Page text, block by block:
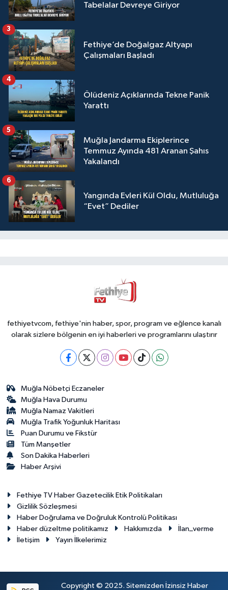
Tabelalar Devreye Giriyor
Fethiye’de Doğalgaz Altyapı
Çalışmaları Başladı
3
Ölüdeniz Açıklarında Tekne Panik
Yarattı
4
Muğla Jandarma Ekiplerince
Temmuz Ayında 481 Aranan Şahıs
Yakalandı
5
Yangında Evleri Kül Oldu, Mutluluğa
“Evet” Dediler
6
fethiyetvcom, fethiye'nin haber, spor, program ve eğlence kanalı
olarak sizlere bölgenin en iyi haberleri ve programlarını ulaştırır
Muğla Nöbetçi Eczaneler
Muğla Hava Durumu
Muğla Namaz Vakitleri
Muğla Trafik Yoğunluk Haritası
Puan Durumu ve Fikstür
Tüm Manşetler
Son Dakika Haberleri
Haber Arşivi
Fethiye TV Haber Gazetecilik Etik Politikaları
Gizlilik Sözleşmesi
Haber Doğrulama ve Doğruluk Kontrolü Politikası
Haber düzeltme politikamız
Hakkımızda
İlan_verme
İletişim
Yayın İlkelerimiz
Copyright © 2025. Sitemizden İzinsiz Haber